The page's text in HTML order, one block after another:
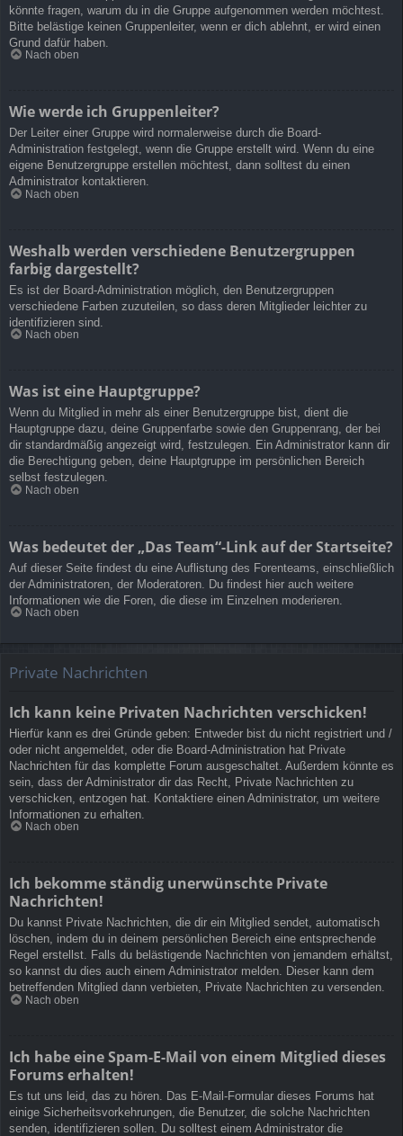
könnte fragen, warum du in die Gruppe aufgenommen werden möchtest.
Bitte belästige keinen Gruppenleiter, wenn er dich ablehnt, er wird einen
Grund dafür haben.
Nach oben
Wie werde ich Gruppenleiter?
Der Leiter einer Gruppe wird normalerweise durch die Board-
Administration festgelegt, wenn die Gruppe erstellt wird. Wenn du eine
eigene Benutzergruppe erstellen möchtest, dann solltest du einen
Administrator kontaktieren.
Nach oben
Weshalb werden verschiedene Benutzergruppen
farbig dargestellt?
Es ist der Board-Administration möglich, den Benutzergruppen
verschiedene Farben zuzuteilen, so dass deren Mitglieder leichter zu
identifizieren sind.
Nach oben
Was ist eine Hauptgruppe?
Wenn du Mitglied in mehr als einer Benutzergruppe bist, dient die
Hauptgruppe dazu, deine Gruppenfarbe sowie den Gruppenrang, der bei
dir standardmäßig angezeigt wird, festzulegen. Ein Administrator kann dir
die Berechtigung geben, deine Hauptgruppe im persönlichen Bereich
selbst festzulegen.
Nach oben
Was bedeutet der „Das Team“-Link auf der Startseite?
Auf dieser Seite findest du eine Auflistung des Forenteams, einschließlich
der Administratoren, der Moderatoren. Du findest hier auch weitere
Informationen wie die Foren, die diese im Einzelnen moderieren.
Nach oben
Private Nachrichten
Ich kann keine Privaten Nachrichten verschicken!
Hierfür kann es drei Gründe geben: Entweder bist du nicht registriert und /
oder nicht angemeldet, oder die Board-Administration hat Private
Nachrichten für das komplette Forum ausgeschaltet. Außerdem könnte es
sein, dass der Administrator dir das Recht, Private Nachrichten zu
verschicken, entzogen hat. Kontaktiere einen Administrator, um weitere
Informationen zu erhalten.
Nach oben
Ich bekomme ständig unerwünschte Private
Nachrichten!
Du kannst Private Nachrichten, die dir ein Mitglied sendet, automatisch
löschen, indem du in deinem persönlichen Bereich eine entsprechende
Regel erstellst. Falls du belästigende Nachrichten von jemandem erhältst,
so kannst du dies auch einem Administrator melden. Dieser kann dem
betreffenden Mitglied dann verbieten, Private Nachrichten zu versenden.
Nach oben
Ich habe eine Spam-E-Mail von einem Mitglied dieses
Forums erhalten!
Es tut uns leid, das zu hören. Das E-Mail-Formular dieses Forums hat
einige Sicherheitsvorkehrungen, die Benutzer, die solche Nachrichten
senden, identifizieren sollen. Du solltest einem Administrator die